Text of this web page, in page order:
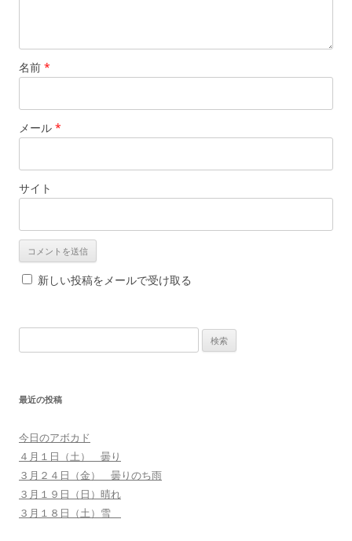
名前 *
メール *
サイト
新しい投稿をメールで受け取る
索
最近の投稿
今日のアボカド
４月１日（土） 曇り
３月２４日（金） 曇りのち雨
３月１９日（日）晴れ
３月１８日（土）雪